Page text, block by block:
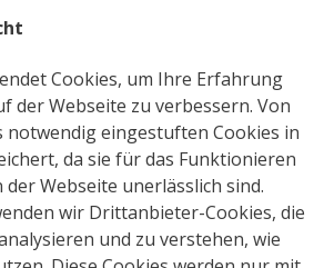
Cookies, um Ihre Erfahrung
der Webseite zu verbessern. Von
notwendig eingestuften Cookies in
da sie für das Funktionieren
Webseite unerlässlich sind.
wir Drittanbieter-Cookies, die
und zu verstehen, wie